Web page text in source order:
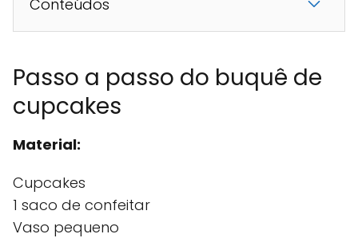
Conteúdos
Passo a passo do buquê de
cupcakes
Material:
Cupcakes
1 saco de confeitar
Vaso pequeno